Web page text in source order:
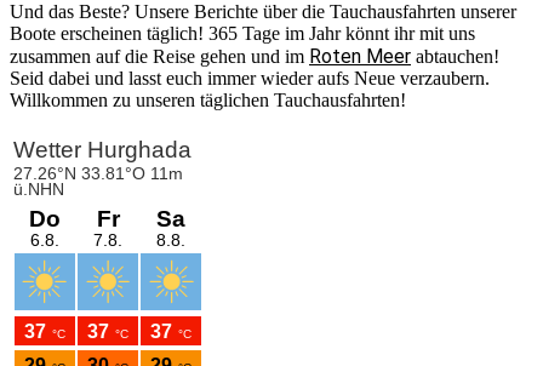
Und das Beste? Unsere Berichte über die Tauchausfahrten unserer
Boote erscheinen täglich! 365 Tage im Jahr könnt ihr mit uns
zusammen auf die Reise gehen und im Roten Meer abtauchen!
Seid dabei und lasst euch immer wieder aufs Neue verzaubern.
Willkommen zu unseren täglichen Tauchausfahrten!